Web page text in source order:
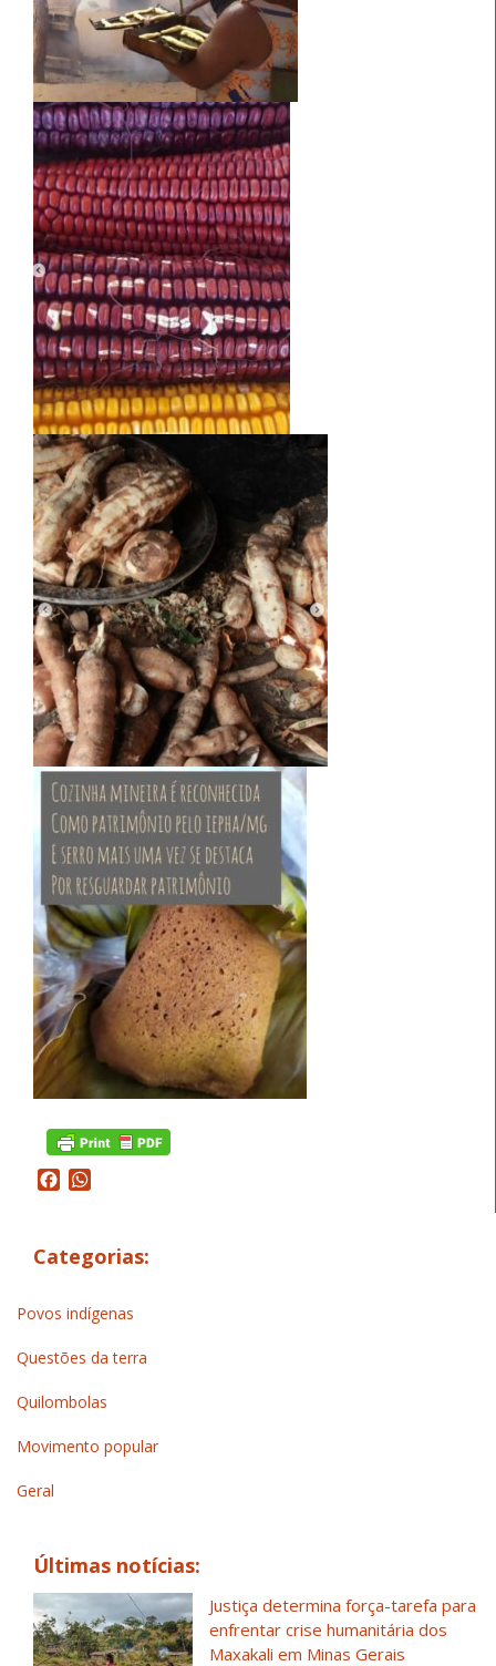
Facebook
Categorias:
Povos indígenas
Questões da terra
Quilombolas
Movimento popular
Geral
Últimas notícias:
Justiça determina força-tarefa para
enfrentar crise humanitária dos
Maxakali em Minas Gerais